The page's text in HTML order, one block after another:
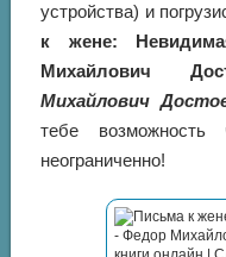
устройства) и
к жене:
Михайлович
Михайлович
тебе возможность
неограниченно!